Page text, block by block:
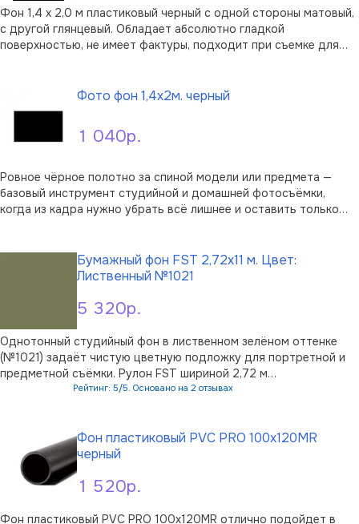
Фон 1,4 х 2,0 м пластиковый черный с одной стороны матовый,
с другой глянцевый. Обладает абсолютно гладкой
поверхностью, не имеет фактуры, подходит при съемке для
в качестве защиты бум …
1 040р.
Фото фон 1,4x2м. черный
Ровное чёрное полотно за спиной модели или предмета —
базовый инструмент студийной и домашней фотосъёмки,
когда из кадра нужно убрать всё лишнее и оставить только
творческих кадров в технике low-key.М …
5 320р.
Бумажный фон FST 2,72х11 м. Цвет:
Лиственный №1021
Однотонный студийный фон в лиственном зелёном оттенке
(№1021) задаёт чистую цветную подложку для портретной и
предметной съёмки. Рулон FST шириной 2,72 м
разворачивается на всю высоту кадра и подходит как для
Рейтинг: 5/5. Основано на 2 отзывах
1 520р.
Фон пластиковый PVC PRO 100х120MR
черный
Фон пластиковый PVC PRO 100х120MR отлично подойдет в